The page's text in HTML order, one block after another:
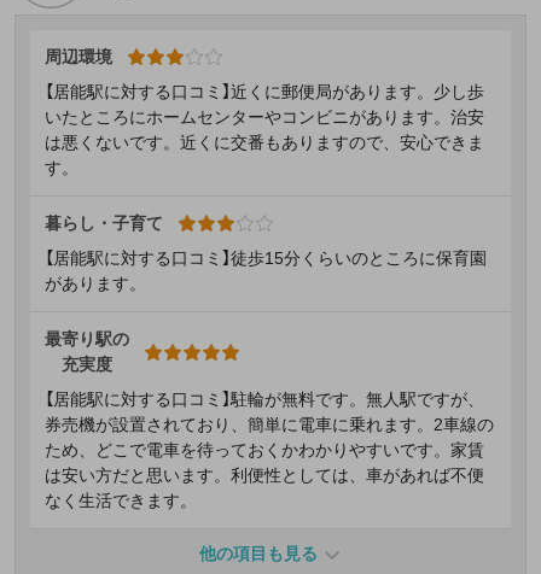
周辺環境
【居能駅に対する口コミ】近くに郵便局があります。少し歩
いたところにホームセンターやコンビニがあります。治安
は悪くないです。近くに交番もありますので、安心できま
す。
暮らし・子育て
【居能駅に対する口コミ】徒歩15分くらいのところに保育園
があります。
最寄り駅の
充実度
【居能駅に対する口コミ】駐輪が無料です。無人駅ですが、
券売機が設置されており、簡単に電車に乗れます。2車線の
ため、どこで電車を待っておくかわかりやすいです。家賃
は安い方だと思います。利便性としては、車があれば不便
なく生活できます。
他の項目も見る